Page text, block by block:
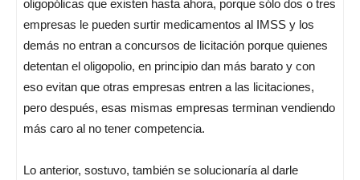
oligopólicas que existen hasta ahora, porque sólo dos o tres
empresas le pueden surtir medicamentos al IMSS y los
demás no entran a concursos de licitación porque quienes
detentan el oligopolio, en principio dan más barato y con
eso evitan que otras empresas entren a las licitaciones,
pero después, esas mismas empresas terminan vendiendo
más caro al no tener competencia.
Lo anterior, sostuvo, también se solucionaría al darle